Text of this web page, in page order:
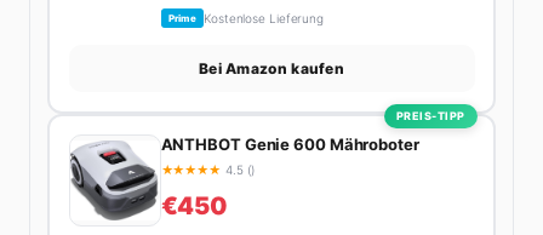
Prime Kostenlose Lieferung
Bei Amazon kaufen
PREIS-TIPP
ANTHBOT Genie 600 Mähroboter
★★★★★ 4.5 ()
€450